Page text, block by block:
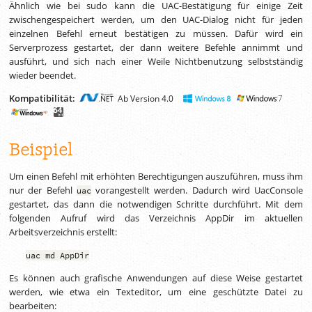
Ähnlich wie bei sudo kann die UAC-Bestätigung für einige Zeit
zwischengespeichert werden, um den UAC-Dialog nicht für jeden
einzelnen Befehl erneut bestätigen zu müssen. Dafür wird ein
Serverprozess gestartet, der dann weitere Befehle annimmt und
ausführt, und sich nach einer Weile Nichtbenutzung selbstständig
wieder beendet.
Kompatibilität:
Ab Version 4.0
Beispiel
Um einen Befehl mit erhöhten Berechtigungen auszuführen, muss ihm
nur der Befehl uacvorangestellt werden. Dadurch wird UacConsole
gestartet, das dann die notwendigen Schritte durchführt. Mit dem
folgenden Aufruf wird das Verzeichnis AppDir im aktuellen
Arbeitsverzeichnis erstellt:
uac md AppDir
Es können auch grafische Anwendungen auf diese Weise gestartet
werden, wie etwa ein Texteditor, um eine geschützte Datei zu
bearbeiten: